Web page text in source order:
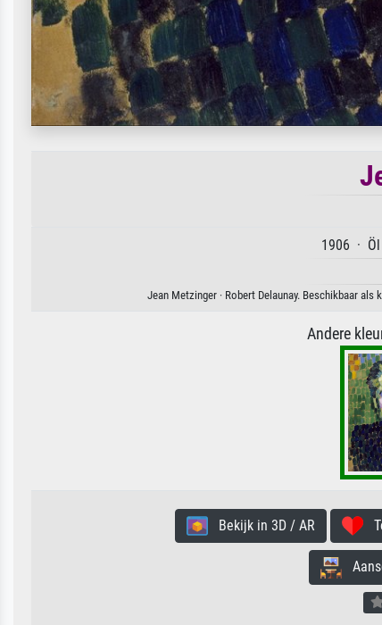
1906 ·
Jean Metzinger · Robert Delaunay. Beschikbaar
Andere
Bekijk in 3D / AR